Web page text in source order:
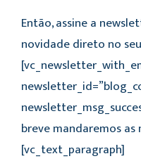
Então, assine a
novidade direto no
breve mandaremos
[vc_text_paragraph]